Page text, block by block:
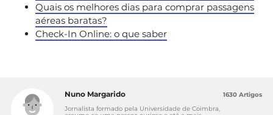
Quais os melhores dias para comprar passagens
aéreas baratas?
Check-In Online: o que saber
Nuno Margarido
Jornalista formado pela Universidade de Coimbra,
1630 Artigos